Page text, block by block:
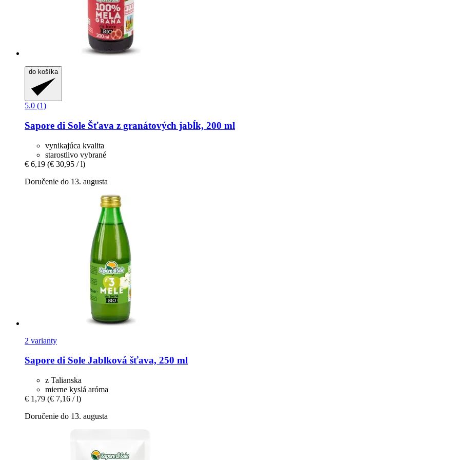
do košíka
5.0 (1)
Sapore di Sole Šťava z granátových jabĺk, 200 ml
vynikajúca kvalita
starostlivo vybrané
€ 6,19 (€ 30,95 / l)
Doručenie do 13. augusta
2 varianty
Sapore di Sole Jablková šťava, 250 ml
z Talianska
mierne kyslá aróma
€ 1,79 (€ 7,16 / l)
Doručenie do 13. augusta